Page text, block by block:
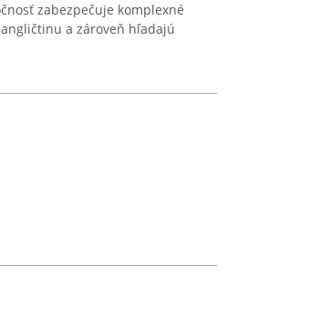
zabezpečuje komplexné
a zároveň hľadajú